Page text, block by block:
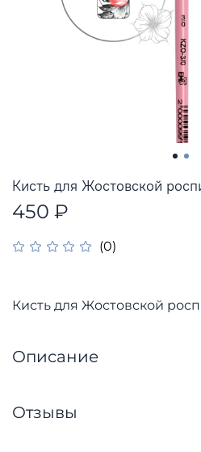
(0)
Кисть для Жостовской
450 ₽
Кисть для Жостовской
Описание
Отзывы